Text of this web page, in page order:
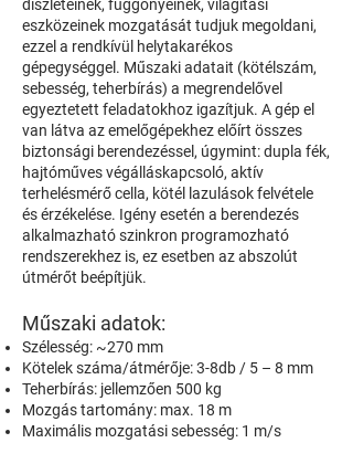
díszleteinek, függönyeinek, világítási
eszközeinek mozgatását tudjuk megoldani,
ezzel a rendkívül helytakarékos
gépegységgel. Műszaki adatait (kötélszám,
sebesség, teherbírás) a megrendelővel
egyeztetett feladatokhoz igazítjuk. A gép el
van látva az emelőgépekhez előírt összes
biztonsági berendezéssel, úgymint: dupla fék,
hajtóműves végálláskapcsoló, aktív
terhelésmérő cella, kötél lazulások felvétele
és érzékelése. Igény esetén a berendezés
alkalmazható szinkron programozható
rendszerekhez is, ez esetben az abszolút
útmérőt beépítjük.
Műszaki adatok:
Szélesség: ~270 mm
Kötelek száma/átmérője: 3-8db / 5 – 8 mm
Teherbírás: jellemzően 500 kg
Mozgás tartomány: max. 18 m
Maximális mozgatási sebesség: 1 m/s